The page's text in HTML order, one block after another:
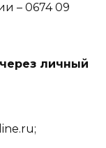
– 0674 09
личный